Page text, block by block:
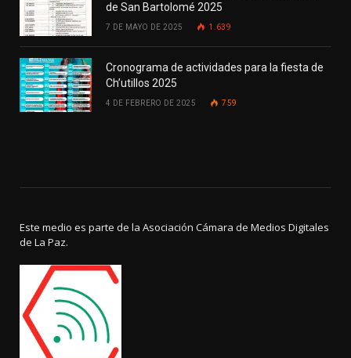
de San Bartolomé 2025
7 DE MAYO DE 2025 1.639
Cronograma de actividades para la fiesta de
Ch’utillos 2025
4 DE FEBRERO DE 2025 759
Este medio es parte de la Asociación Cámara de Medios Digitales
de La Paz.